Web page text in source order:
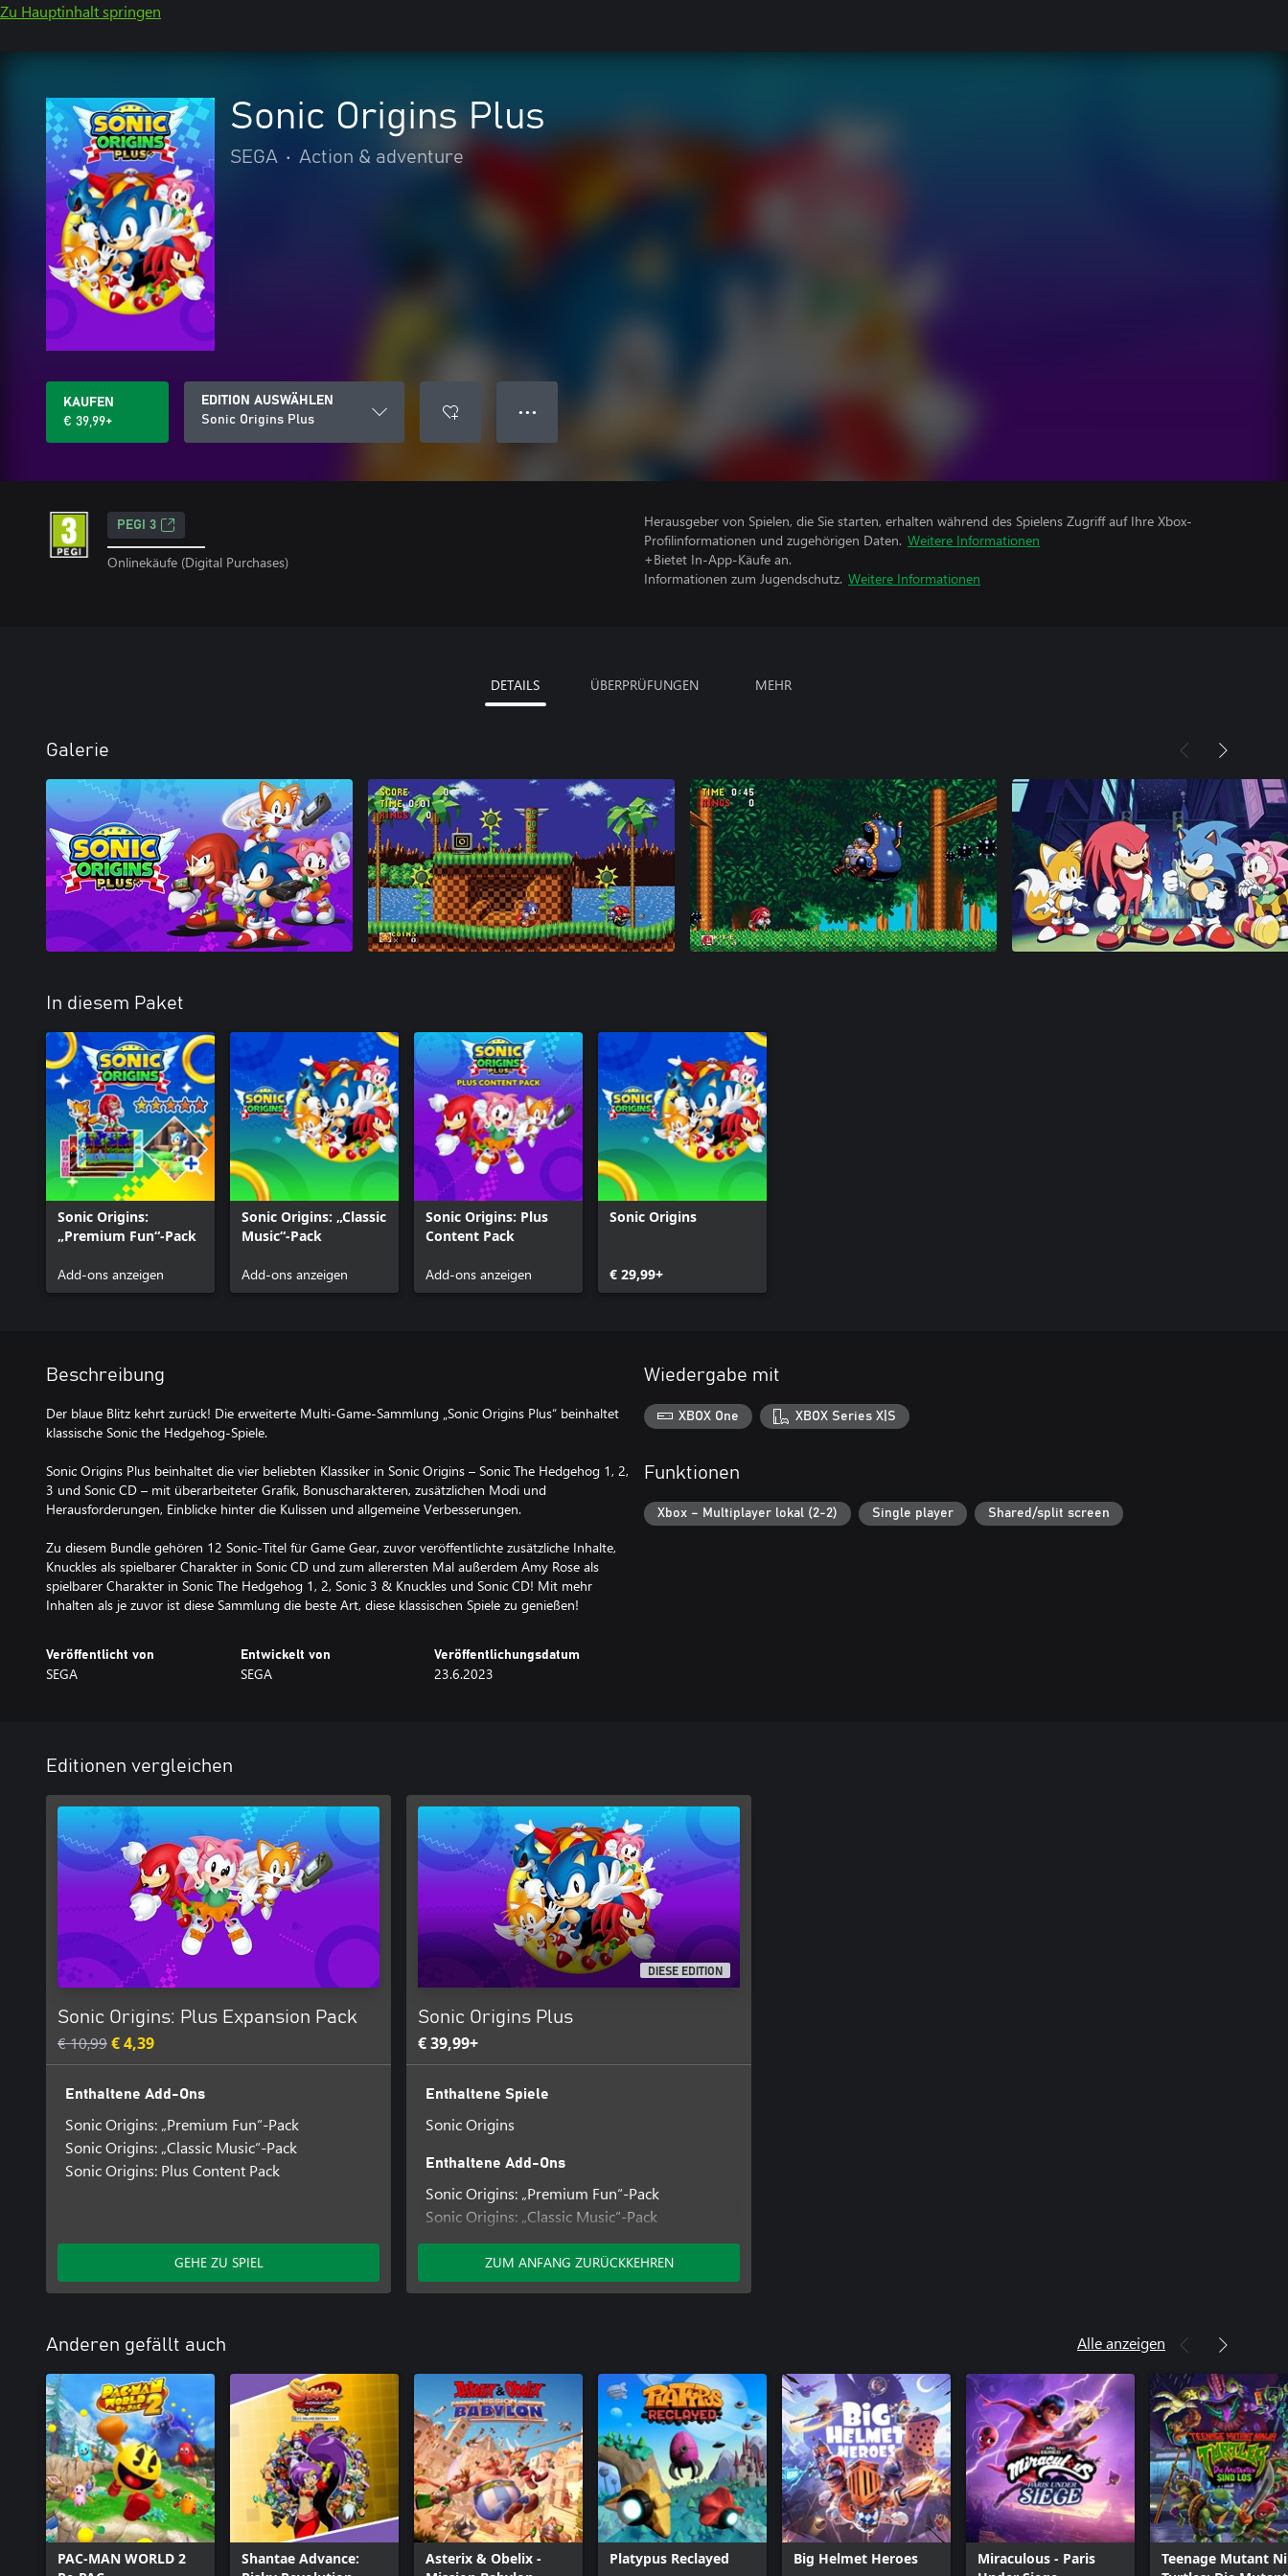
Zu Hauptinhalt springen
Sonic Origins Plus
SEGA • Action & adventure
KAUFEN
€ 39,99+
EDITION AUSWÄHLEN
Sonic Origins Plus
● ● ●
PEGI 3
Onlinekäufe (Digital Purchases)
Herausgeber von Spielen, die Sie starten, erhalten während des Spielens Zugriff auf Ihre Xbox-
Profilinformationen und zugehörigen Daten. Weitere Informationen
+Bietet In-App-Käufe an.
Informationen zum Jugendschutz. Weitere Informationen
DETAILS ÜBERPRÜFUNGEN MEHR
Galerie
In diesem Paket
Sonic Origins:
„Premium Fun“-Pack
Add-ons anzeigen
Sonic Origins: „Classic
Music“-Pack
Add-ons anzeigen
Sonic Origins: Plus
Content Pack
Add-ons anzeigen
Sonic Origins
€ 29,99+
Beschreibung
Der blaue Blitz kehrt zurück! Die erweiterte Multi-Game-Sammlung „Sonic Origins Plus“ beinhaltet
klassische Sonic the Hedgehog-Spiele.
Sonic Origins Plus beinhaltet die vier beliebten Klassiker in Sonic Origins – Sonic The Hedgehog 1, 2,
3 und Sonic CD – mit überarbeiteter Grafik, Bonuscharakteren, zusätzlichen Modi und
Herausforderungen, Einblicke hinter die Kulissen und allgemeine Verbesserungen.
Zu diesem Bundle gehören 12 Sonic-Titel für Game Gear, zuvor veröffentlichte zusätzliche Inhalte,
Knuckles als spielbarer Charakter in Sonic CD und zum allerersten Mal außerdem Amy Rose als
spielbarer Charakter in Sonic The Hedgehog 1, 2, Sonic 3 & Knuckles und Sonic CD! Mit mehr
Inhalten als je zuvor ist diese Sammlung die beste Art, diese klassischen Spiele zu genießen!
Veröffentlicht von
SEGA
Entwickelt von
SEGA
Veröffentlichungsdatum
23.6.2023
Wiedergabe mit
XBOX One XBOX Series X|S
Funktionen
Xbox – Multiplayer lokal (2-2) Single player Shared/split screen
Editionen vergleichen
Sonic Origins: Plus Expansion Pack
€ 10,99€ 4,39
Enthaltene Add-Ons
Sonic Origins: „Premium Fun“-Pack
Sonic Origins: „Classic Music“-Pack
Sonic Origins: Plus Content Pack
GEHE ZU SPIEL
DIESE EDITION
Sonic Origins Plus
€ 39,99+
Enthaltene Spiele
Sonic Origins
Enthaltene Add-Ons
Sonic Origins: „Premium Fun“-Pack
Sonic Origins: „Classic Music“-Pack
Sonic Origins: Plus Content Pack
ZUM ANFANG ZURÜCKKEHREN
Anderen gefällt auch Alle anzeigen
PAC-MAN WORLD 2
Shantae Advance:
Asterix & Obelix -
Platypus Reclayed Big Helmet Heroes
Miraculous - Paris
Teenage Mutant